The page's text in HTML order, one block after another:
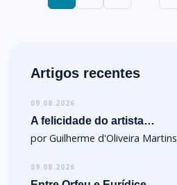
Artigos recentes
09.08.2026
A felicidade do artista…
por Guilherme d'Oliveira Martins
09.08.2026